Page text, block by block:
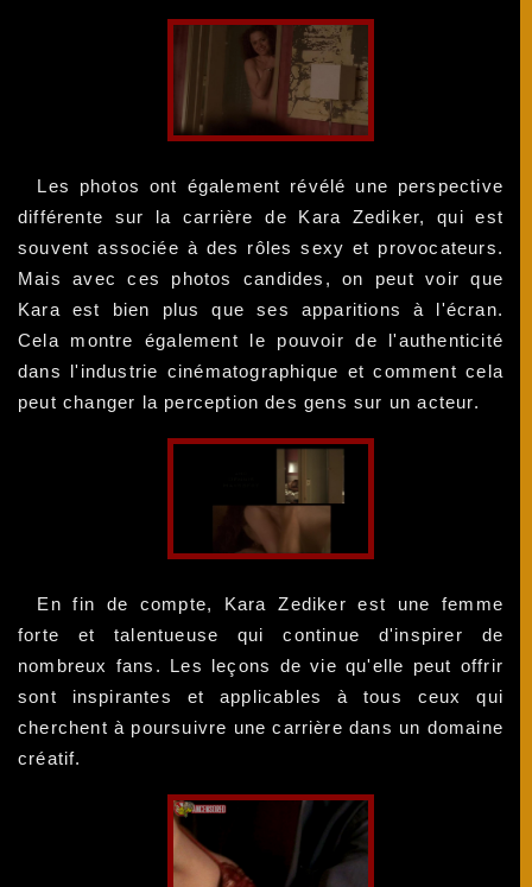
Les photos ont également révélé une perspective
différente sur la carrière de Kara Zediker, qui est
souvent associée à des rôles sexy et provocateurs.
Mais avec ces photos candides, on peut voir que
Kara est bien plus que ses apparitions à l'écran.
Cela montre également le pouvoir de l'authenticité
dans l'industrie cinématographique et comment cela
peut changer la perception des gens sur un acteur.
En fin de compte, Kara Zediker est une femme
forte et talentueuse qui continue d'inspirer de
nombreux fans. Les leçons de vie qu'elle peut offrir
sont inspirantes et applicables à tous ceux qui
cherchent à poursuivre une carrière dans un domaine
créatif.